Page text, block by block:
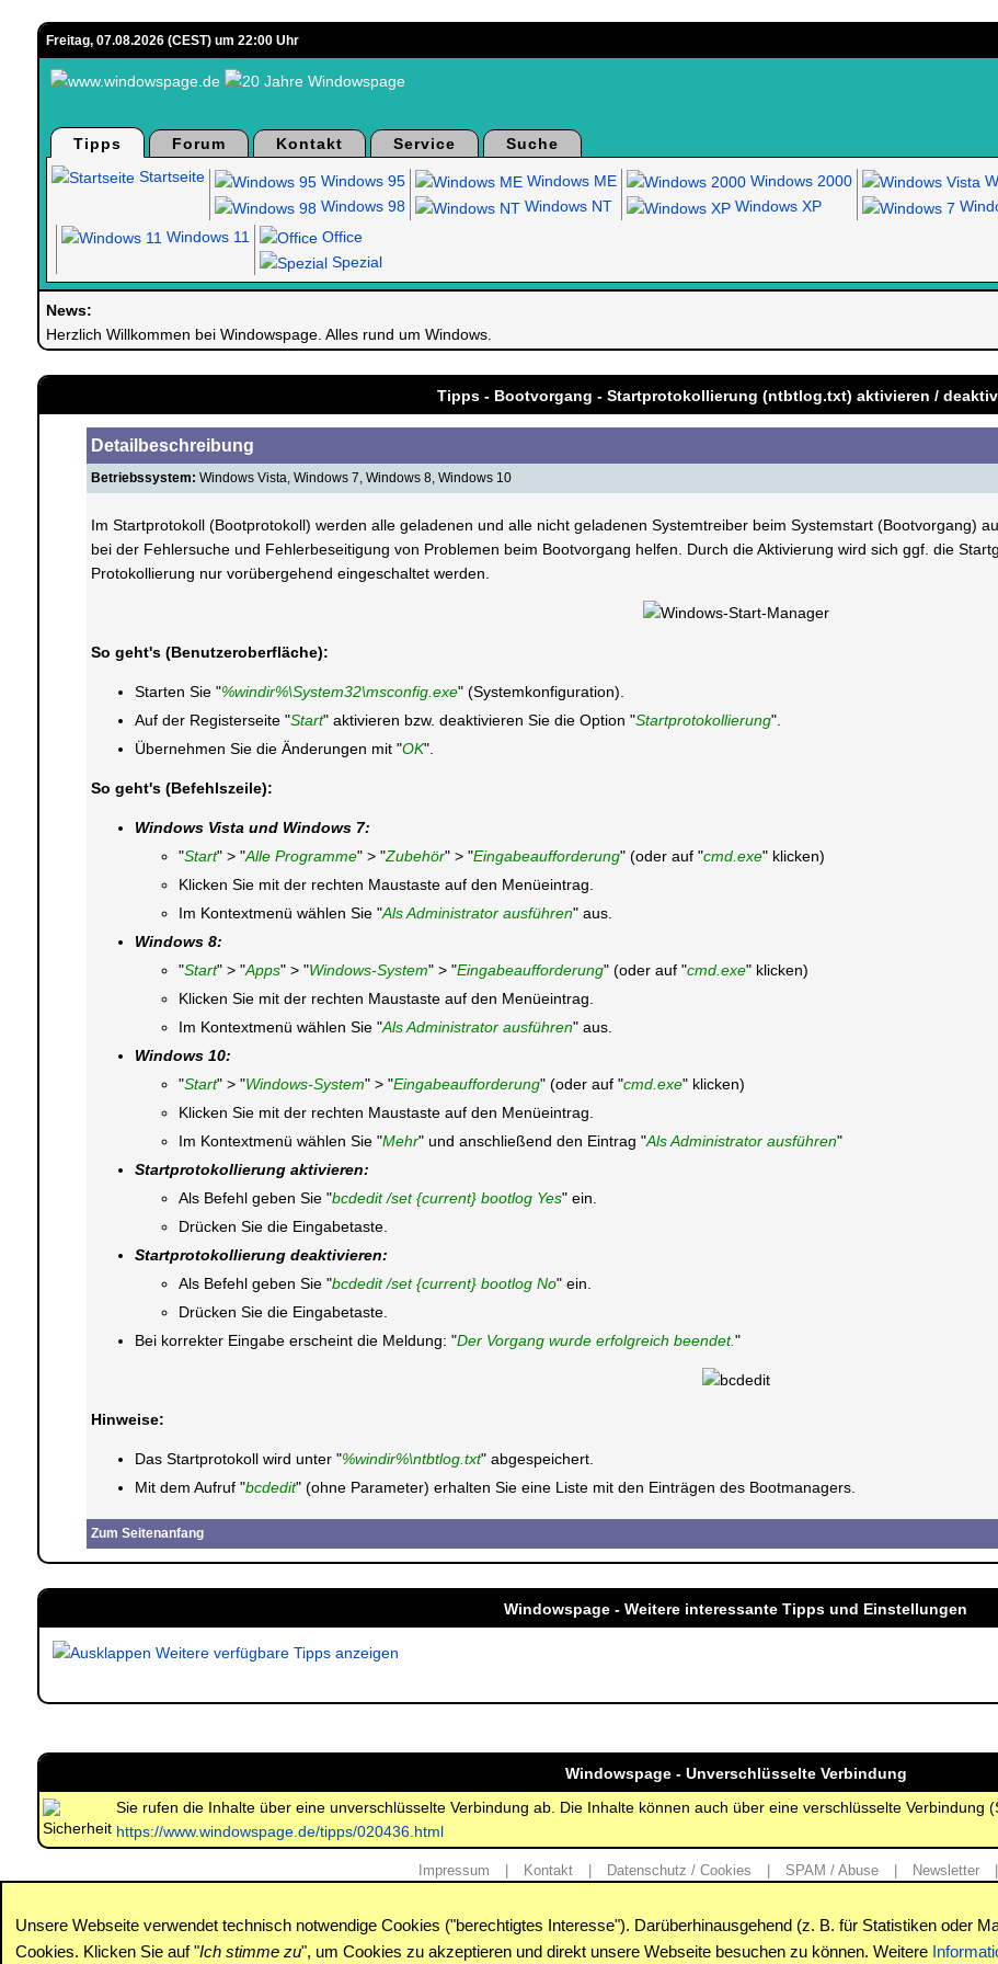
Freitag, 07.08.2026 (CEST) um 22:00 Uhr
Tipps Forum Kontakt Service
Suche
Startseite
Windows 95
Windows 98
Windows ME
Windows NT
Windows 2000
Windows XP
Windows 11
Office
Spezial
News:
Herzlich Willkommen bei Windowspage. Alles rund um Windows.
Tipps - Bootvorgang - Startprotokollierung (ntbtlog.txt) aktivieren /
Detailbeschreibung
Betriebssystem: Windows Vista, Windows 7, Windows 8, Windows 10
Im Startprotokoll (Bootprotokoll) werden alle geladenen und alle nicht geladenen Systemtreiber beim Systemstart (Bootvorgang)
bei der Fehlersuche und Fehlerbeseitigung von Problemen beim Bootvorgang helfen. Durch die Aktivierung wird sich ggf. die
Protokollierung nur vorübergehend eingeschaltet werden.
So geht's (Benutzeroberfläche):
Starten Sie "%windir%\System32\msconfig.exe" (Systemkonfiguration).
Auf der Registerseite "Start" aktivieren bzw. deaktivieren Sie die Option "Startprotokollierung".
Übernehmen Sie die Änderungen mit "OK".
So geht's (Befehlszeile):
Windows Vista und Windows 7:
"Start" > "Alle Programme" > "Zubehör" > "Eingabeaufforderung" (oder auf "cmd.exe" klicken)
Klicken Sie mit der rechten Maustaste auf den Menüeintrag.
Im Kontextmenü wählen Sie "Als Administrator ausführen" aus.
Windows 8:
"Start" > "Apps" > "Windows-System" > "Eingabeaufforderung" (oder auf "cmd.exe" klicken)
Klicken Sie mit der rechten Maustaste auf den Menüeintrag.
Im Kontextmenü wählen Sie "Als Administrator ausführen" aus.
Windows 10:
"Start" > "Windows-System" > "Eingabeaufforderung" (oder auf "cmd.exe" klicken)
Klicken Sie mit der rechten Maustaste auf den Menüeintrag.
Im Kontextmenü wählen Sie "Mehr" und anschließend den Eintrag "Als Administrator ausführen"
Startprotokollierung aktivieren:
Als Befehl geben Sie "bcdedit /set {current} bootlog Yes" ein.
Drücken Sie die Eingabetaste.
Startprotokollierung deaktivieren:
Als Befehl geben Sie "bcdedit /set {current} bootlog No" ein.
Drücken Sie die Eingabetaste.
Bei korrekter Eingabe erscheint die Meldung: "Der Vorgang wurde erfolgreich beendet."
Hinweise:
Das Startprotokoll wird unter "%windir%\ntbtlog.txt" abgespeichert.
Mit dem Aufruf "bcdedit" (ohne Parameter) erhalten Sie eine Liste mit den Einträgen des Bootmanagers.
Zum Seitenanfang
Windowspage - Weitere interessante Tipps und Einstellungen
Weitere verfügbare Tipps anzeigen
Unsere Webseite verwendet technisch notwendige Cookies ("berechtigtes Interesse"). Darüberhinausgehend (z. B. für Statistiken oder
Cookies. Klicken Sie auf "Ich stimme zu", um Cookies zu akzeptieren und direkt unsere Webseite besuchen zu können. Weitere
Windowspage - Unverschlüsselte Verbindung
Sie rufen die Inhalte über eine unverschlüsselte Verbindung ab. Die Inhalte können auch über eine verschlüsselte Verbindung
https://www.windowspage.de/tipps/020436.html
Impressum Kontakt Datenschutz / Cookies SPAM / Abuse Newsletter
Copyright © www.windowspage.de 2001-2026.